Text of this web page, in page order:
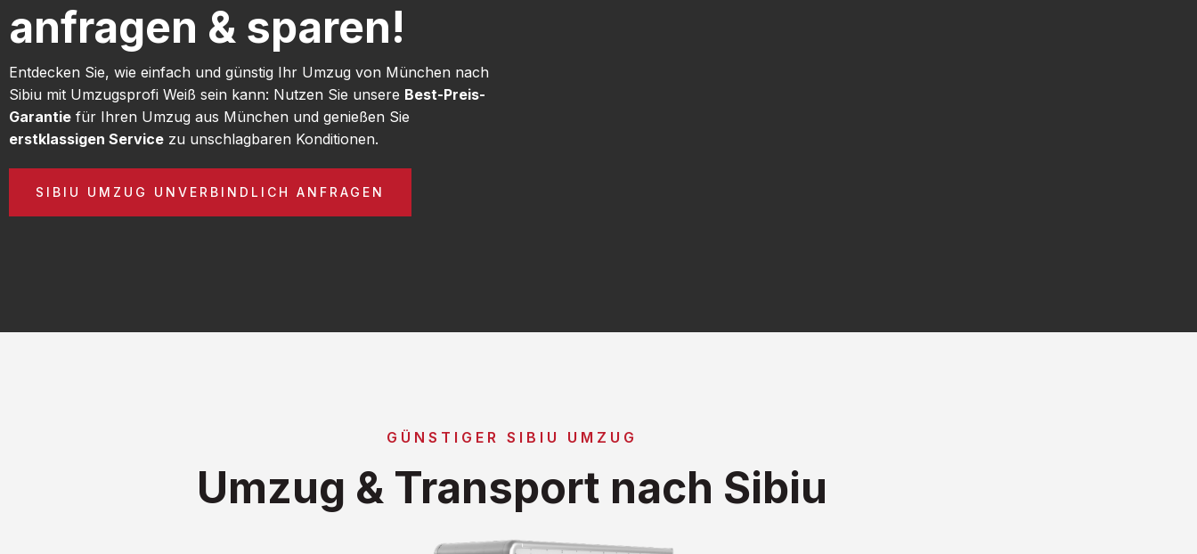
anfragen & sparen!
Entdecken Sie, wie einfach und günstig Ihr Umzug von München nach
Sibiu mit Umzugsprofi Weiß sein kann: Nutzen Sie unsere Best-Preis-
Garantie für Ihren Umzug aus München und genießen Sie
erstklassigen Service zu unschlagbaren Konditionen.
SIBIU UMZUG UNVERBINDLICH ANFRAGEN
GÜNSTIGER SIBIU UMZUG
Umzug & Transport nach Sibiu